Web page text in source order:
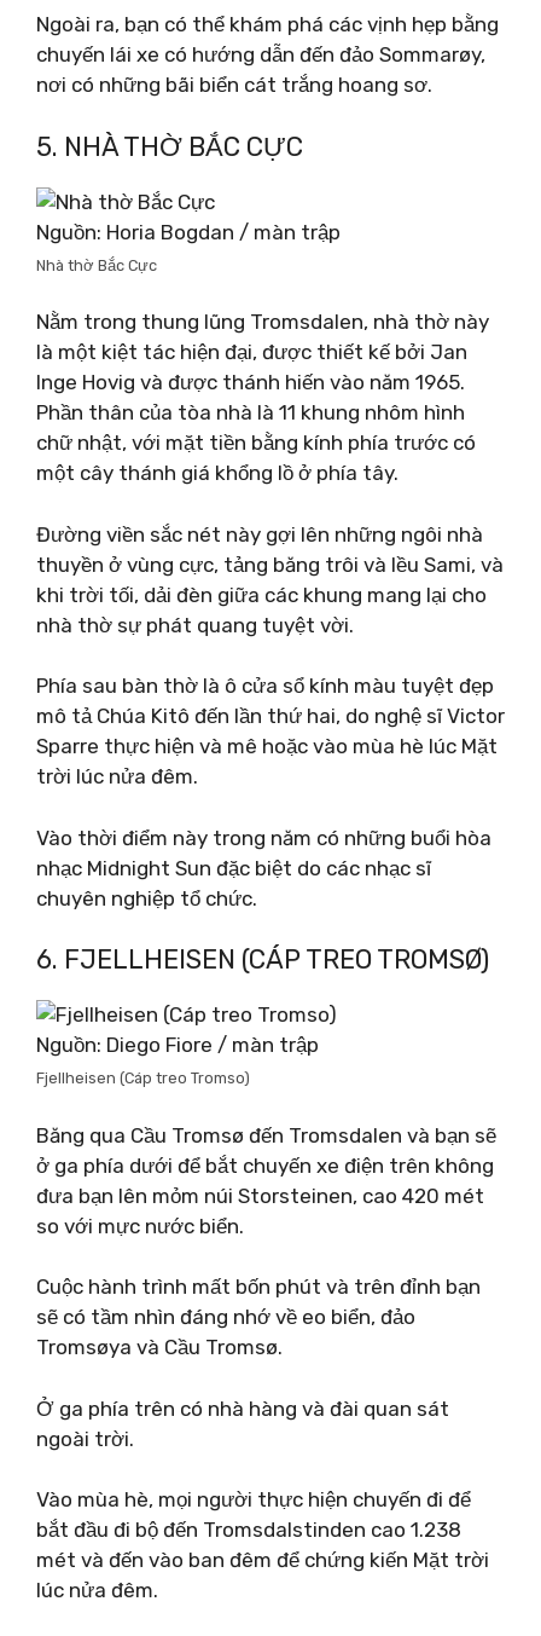
Ngoài ra, bạn có thể khám phá các vịnh hẹp bằng
chuyến lái xe có hướng dẫn đến đảo Sommarøy,
nơi có những bãi biển cát trắng hoang sơ.
5. NHÀ THỜ BẮC CỰC
Nguồn: Horia Bogdan / màn trập
Nhà thờ Bắc Cực
Nằm trong thung lũng Tromsdalen, nhà thờ này
là một kiệt tác hiện đại, được thiết kế bởi Jan
Inge Hovig và được thánh hiến vào năm 1965.
Phần thân của tòa nhà là 11 khung nhôm hình
chữ nhật, với mặt tiền bằng kính phía trước có
một cây thánh giá khổng lồ ở phía tây.
Đường viền sắc nét này gợi lên những ngôi nhà
thuyền ở vùng cực, tảng băng trôi và lều Sami, và
khi trời tối, dải đèn giữa các khung mang lại cho
nhà thờ sự phát quang tuyệt vời.
Phía sau bàn thờ là ô cửa sổ kính màu tuyệt đẹp
mô tả Chúa Kitô đến lần thứ hai, do nghệ sĩ Victor
Sparre thực hiện và mê hoặc vào mùa hè lúc Mặt
trời lúc nửa đêm.
Vào thời điểm này trong năm có những buổi hòa
nhạc Midnight Sun đặc biệt do các nhạc sĩ
chuyên nghiệp tổ chức.
6. FJELLHEISEN (CÁP TREO TROMSØ)
Nguồn: Diego Fiore / màn trập
Fjellheisen (Cáp treo Tromso)
Băng qua Cầu Tromsø đến Tromsdalen và bạn sẽ
ở ga phía dưới để bắt chuyến xe điện trên không
đưa bạn lên mỏm núi Storsteinen, cao 420 mét
so với mực nước biển.
Cuộc hành trình mất bốn phút và trên đỉnh bạn
sẽ có tầm nhìn đáng nhớ về eo biển, đảo
Tromsøya và Cầu Tromsø.
Ở ga phía trên có nhà hàng và đài quan sát
ngoài trời.
Vào mùa hè, mọi người thực hiện chuyến đi để
bắt đầu đi bộ đến Tromsdalstinden cao 1.238
mét và đến vào ban đêm để chứng kiến ​​Mặt trời
lúc nửa đêm.